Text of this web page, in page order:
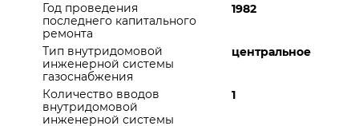
Год проведения
последнего капитального
ремонта
1982
Тип внутридомовой
инженерной системы
газоснабжения
центральное
Количество вводов
внутридомовой
инженерной системы
1